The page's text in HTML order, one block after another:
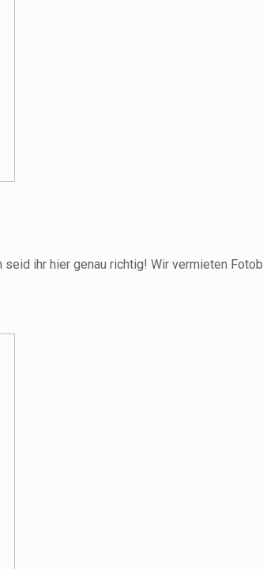
seid ihr hier genau richtig! Wir vermieten